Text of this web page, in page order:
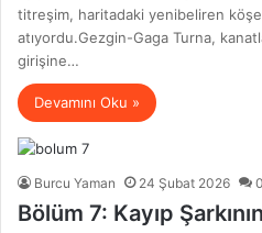
titreşim, haritadaki yenibeliren
atıyordu.Gezgin-Gaga Turna,
girişine…
Devamını Oku »
Burcu Yaman 24 Şubat 2026 0
Bölüm 7: Kayıp